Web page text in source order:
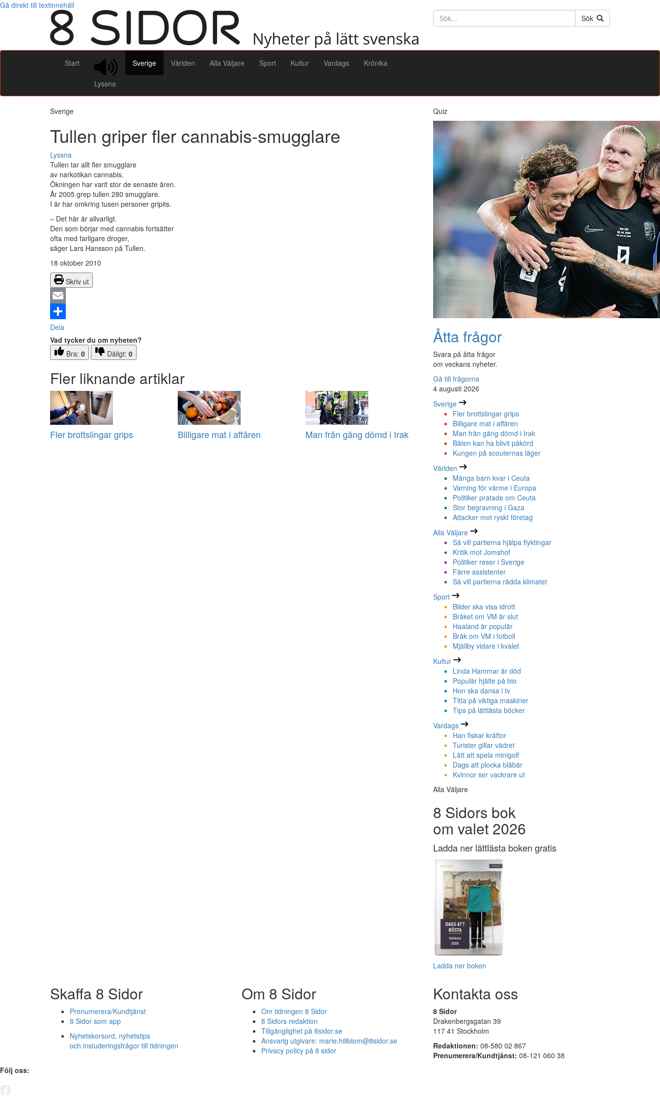
Gå direkt till textinnehåll
Söktext
Sök
Start
Lyssna
Sverige Världen Alla Väljare Sport Kultur Vardags Krönika
Sverige
Tullen griper fler cannabis-smugglare
Lyssna
Tullen tar allt fler smugglare
av narkotikan cannabis.
Ökningen har varit stor de senaste åren.
År 2005 grep tullen 280 smugglare.
I år har omkring tusen personer gripits.
– Det här är allvarligt.
Den som börjar med cannabis fortsätter
ofta med farligare droger,
säger Lars Hansson på Tullen.
18 oktober 2010
Skriv ut
Email
Dela
Vad tycker du om nyheten?
Bra: 0 Dåligt: 0
Fler liknande artiklar
Fler brottslingar grips Billigare mat i affären Man från gäng dömd i Irak
Quiz
Åtta frågor
Svara på åtta frågor
om veckans nyheter.
Gå till frågorna
4 augusti 2026
Sverige
Fler brottslingar grips
Billigare mat i affären
Man från gäng dömd i Irak
Båten kan ha blivit påkörd
Kungen på scouternas läger
Världen
Många barn kvar i Ceuta
Varning för värme i Europa
Politiker pratade om Ceuta
Stor begravning i Gaza
Attacker mot ryskt företag
Alla Väljare
Så vill partierna hjälpa flyktingar
Kritik mot Jomshof
Politiker reser i Sverige
Färre assistenter
Så vill partierna rädda klimatet
Sport
Bilder ska visa idrott
Bråket om VM är slut
Haaland är populär
Bråk om VM i fotboll
Mjällby vidare i kvalet
Kultur
Linda Hammar är död
Populär hjälte på bio
Hon ska dansa i tv
Titta på viktiga maskiner
Tips på lättlästa böcker
Vardags
Han fiskar kräftor
Turister gillar vädret
Lätt att spela minigolf
Dags att plocka blåbär
Kvinnor ser vackrare ut
Alla Väljare
8 Sidors bok
om valet 2026
Ladda ner lättlästa boken gratis
Ladda ner boken
Skaffa 8 Sidor
Prenumerera/Kundtjänst
8 Sidor som app
Nyhetskorsord, nyhetstips
och instuderingsfrågor till tidningen
Om 8 Sidor
Om tidningen 8 Sidor
8 Sidors redaktion
Tillgänglighet på 8sidor.se
Ansvarig utgivare: marie.hillblom@8sidor.se
Privacy policy på 8 sidor
Kontakta oss
8 Sidor
Drakenbergsgatan 39
117 41 Stockholm
Redaktionen: 08-580 02 867
Prenumerera/Kundtjänst: 08-121 060 38
Följ oss: